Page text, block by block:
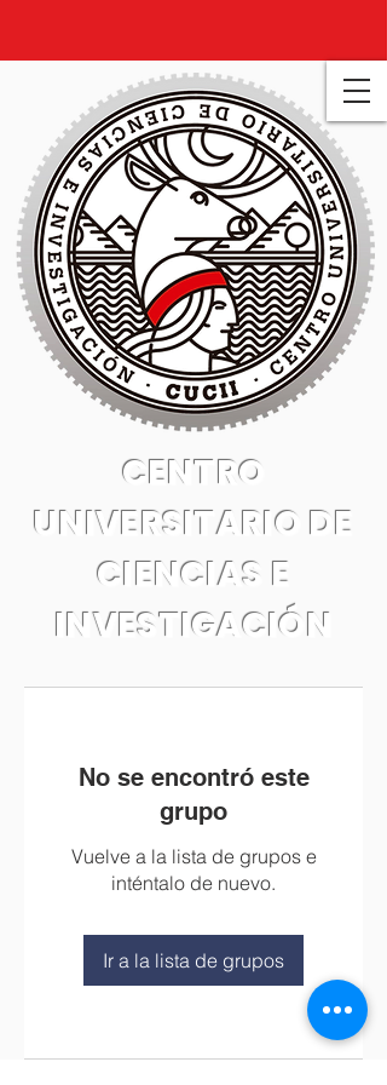
CENTRO
UNIVERSITARIO DE
CIENCIAS E
INVESTIGACIÓN
No se encontró este
grupo
Vuelve a la lista de grupos e
inténtalo de nuevo.
Ir a la lista de grupos